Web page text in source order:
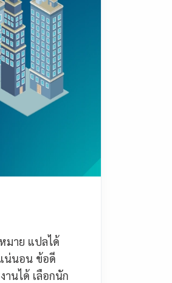
มาย แปลได้
น่นอน ข้อดี
านได้ เลือกนัก